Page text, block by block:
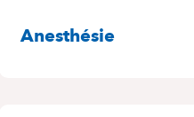
SPÉCIALITÉS
Anesthésie